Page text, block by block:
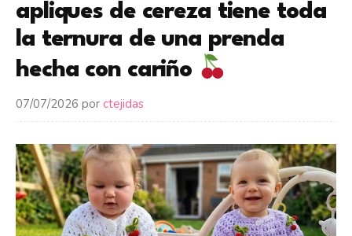
apliques de cereza tiene toda
la ternura de una prenda
hecha con cariño
07/07/2026 por ctejidas